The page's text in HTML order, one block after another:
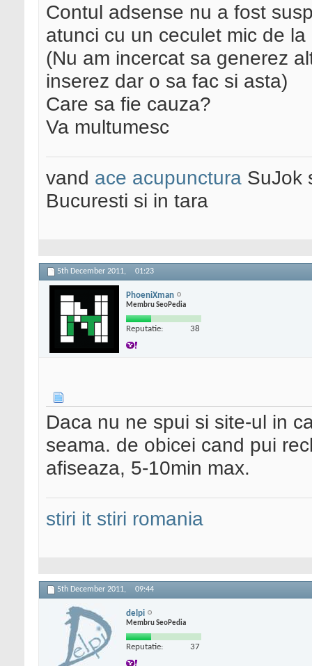
Contul adsense nu a fost
atunci cu un ceculet mic de la
(Nu am incercat sa generez
inserez dar o sa fac si asta)
Care sa fie cauza?
Va multumesc
vand ace acupunctura SuJok
Bucuresti si in tara
5th December 2011, 01:23
PhoeniXman
Membru SeoPedia
Reputatie: 38
Daca nu ne spui si site-ul in
seama. de obicei cand pui
afiseaza, 5-10min max.
stiri it stiri romania
5th December 2011, 09:44
delpi
Membru SeoPedia
Reputatie: 37